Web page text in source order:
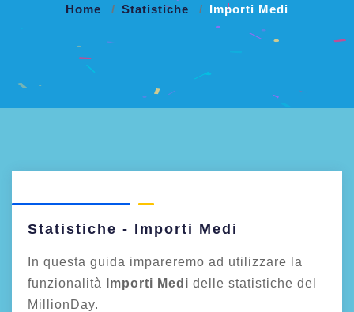
Home Statistiche Importi Medi
Statistiche - Importi Medi
In questa guida impareremo ad utilizzare la
funzionalità
Importi Medi delle statistiche del
MillionDay.